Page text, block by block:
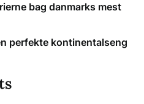
bag danmarks mest
perfekte kontinentalseng